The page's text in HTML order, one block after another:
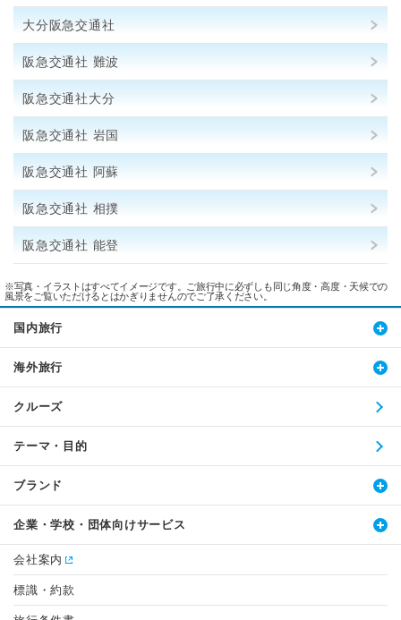
大分阪急交通社
阪急交通社 難波
阪急交通社大分
阪急交通社 岩国
阪急交通社 阿蘇
阪急交通社 相撲
阪急交通社 能登
※写真・イラストはすべてイメージです。ご旅行中に必ずしも同じ角度・高度・天候での
風景をご覧いただけるとはかぎりませんのでご了承ください。
国内旅行
海外旅行
クルーズ
テーマ・目的
ブランド
企業・学校・団体向けサービス
会社案内
標識・約款